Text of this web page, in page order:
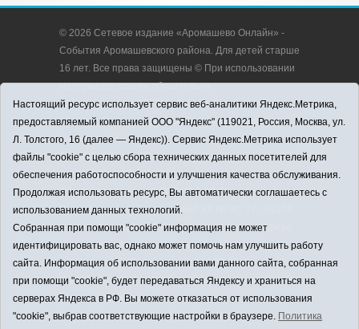
© 2026 Сетевое издание «Аромашево Онлайн» -
События Аромашевского района. Для детей старше
16 лет. Все права защищены © При использовании
материалов ссылка обязательна.
Адрес редакции: 627350, Россия, Тюменская
область, Аромашевский район, с. Аромашево, ул.
Кирова, д. 13.
Адрес электронной почты редакции:
strudu72@obl72.ru
Телефон редакции: 8 (34545) 2-30-58
Регистрационный номер СМИ ЭЛ № ФС 77 - 65176
выдано Федеральной службой по надзору в сфере
связи, информационных технологий и массовых
коммуникаций (Роскомнадзор) 28.03.2016 г.
Учредитель: АНО «Информационно-издательский
центр «Слава труду».
Главный редактор: А.Н. Барабанщиков
Настоящий ресурс использует сервис веб-аналитики Яндекс.Метрика,
предоставляемый компанией ООО "Яндекс" (119021, Россия, Москва, ул.
Л. Толстого, 16 (далее — Яндекс)). Сервис Яндекс.Метрика использует
файлы "cookie" с целью сбора технических данных посетителей для
обеспечения работоспособности и улучшения качества обслуживания.
Продолжая использовать ресурс, Вы автоматически соглашаетесь с
использованием данных технологий.
Собранная при помощи "cookie" информация не может
идентифицировать вас, однако может помочь нам улучшить работу
сайта. Информация об использовании вами данного сайта, собранная
при помощи "cookie", будет передаваться Яндексу и храниться на
серверах Яндекса в РФ. Вы можете отказаться от использования
"cookie", выбрав соответствующие настройки в браузере. Политика